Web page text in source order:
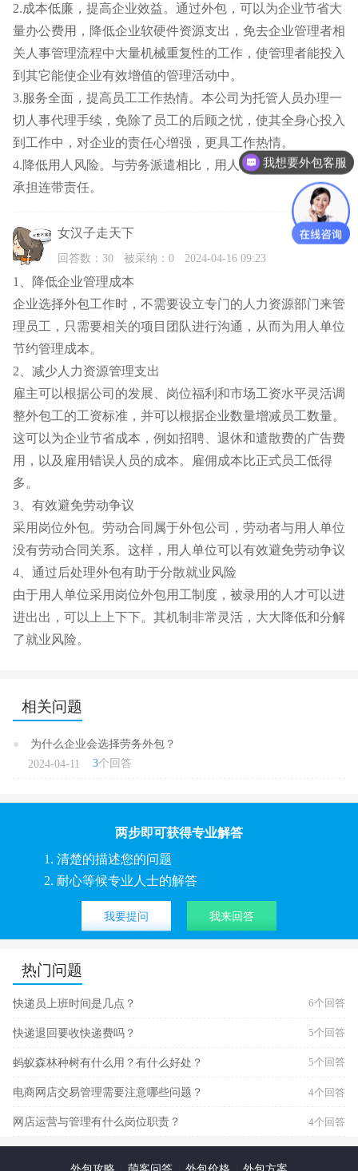
2.成本低廉，提高企业效益。通过外包，可以为企业节省大
量办公费用，降低企业软硬件资源支出，免去企业管理者相
关人事管理流程中大量机械重复性的工作，使管理者能投入
到其它能使企业有效增值的管理活动中。
3.服务全面，提高员工工作热情。本公司为托管人员办理一
切人事代理手续，免除了员工的后顾之忧，使其全身心投入
到工作中，对企业的责任心增强，更具工作热情。
4.降低用人风险。与劳务派遣相比，用人单位(发包方)不用
承担连带责任。
女汉子走天下 赞0
回答数：30 被采纳：0 2024-04-16 09:23
1、降低企业管理成本
企业选择外包工作时，不需要设立专门的人力资源部门来管
理员工，只需要相关的项目团队进行沟通，从而为用人单位
节约管理成本。
2、减少人力资源管理支出
雇主可以根据公司的发展、岗位福利和市场工资水平灵活调
整外包工的工资标准，并可以根据企业数量增减员工数量。
这可以为企业节省成本，例如招聘、退休和遣散费的广告费
用，以及雇用错误人员的成本。雇佣成本比正式员工低得
多。
3、有效避免劳动争议
采用岗位外包。劳动合同属于外包公司，劳动者与用人单位
没有劳动合同关系。这样，用人单位可以有效避免劳动争议
4、通过后处理外包有助于分散就业风险
由于用人单位采用岗位外包用工制度，被录用的人才可以进
进出出，可以上上下下。其机制非常灵活，大大降低和分解
了就业风险。
相关问题
●
为什么企业会选择劳务外包？
2024-04-11
3个回答
两步即可获得专业解答
1. 清楚的描述您的问题
2. 耐心等候专业人士的解答
我要提问 我来回答
热门问题
快递员上班时间是几点？ 6个回答
快递退回要收快递费吗？ 5个回答
蚂蚁森林种树有什么用？有什么好处？ 5个回答
电商网店交易管理需要注意哪些问题？ 4个回答
网店运营与管理有什么岗位职责？ 4个回答
我想要外包客服